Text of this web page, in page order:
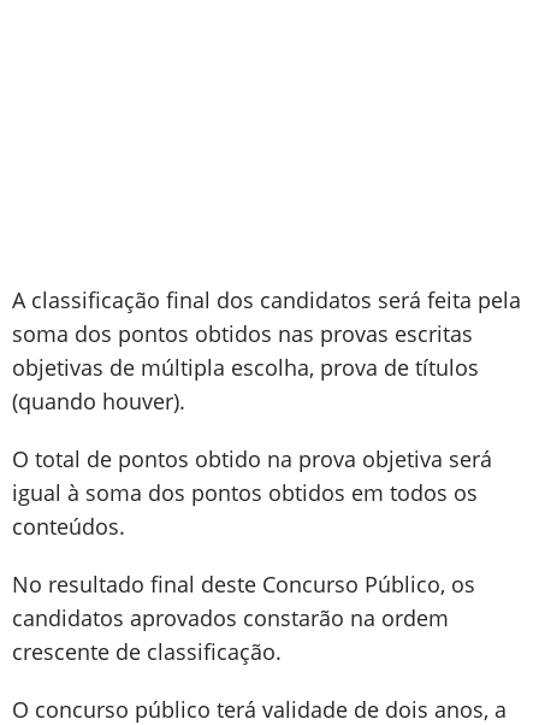
A classificação final dos candidatos será feita pela
soma dos pontos obtidos nas provas escritas
objetivas de múltipla escolha, prova de títulos
(quando houver).
O total de pontos obtido na prova objetiva será
igual à soma dos pontos obtidos em todos os
conteúdos.
No resultado final deste Concurso Público, os
candidatos aprovados constarão na ordem
crescente de classificação.
O concurso público terá validade de dois anos, a